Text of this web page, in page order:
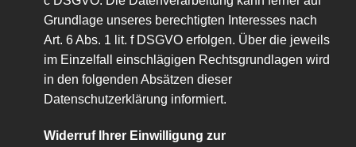
Grundlage unseres berechtigten Interesses nach
Art. 6 Abs. 1 lit. f DSGVO erfolgen. Über die jeweils
im Einzelfall einschlägigen Rechtsgrundlagen wird
in den folgenden Absätzen dieser
Datenschutzerklärung informiert.
Widerruf Ihrer Einwilligung zur